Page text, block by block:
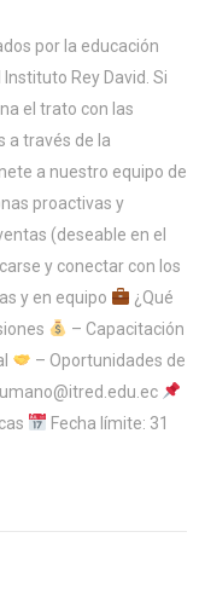
por la educación
Rey David. Si
el trato con las
a través de la
a nuestro equipo de
proactivas y
(deseable en el
y conectar con los
y en equipo
¿Qué
– Capacitación
– Oportunidades de
Fecha límite: 31